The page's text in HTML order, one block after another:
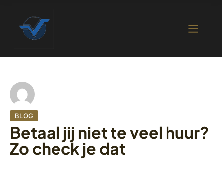
BLOG
Betaal jij niet te veel huur?
Zo check je dat